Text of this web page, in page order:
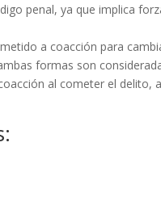
penal, ya que implica
a coacción para
formas son
al cometer el delito,